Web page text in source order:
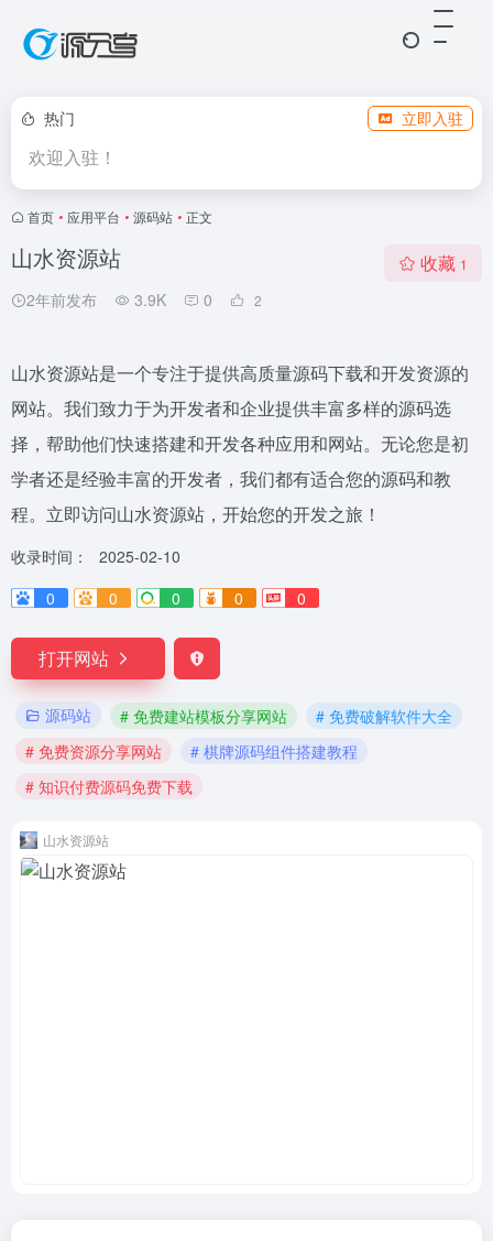
热门 立即入驻
欢迎入驻！
首页 • 应用平台 • 源码站 • 正文
山水资源站
2年前发布 3.9K 0 2
收藏 1
山水资源站是一个专注于提供高质量源码下载和开发资源的
网站。我们致力于为开发者和企业提供丰富多样的源码选
择，帮助他们快速搭建和开发各种应用和网站。无论您是初
学者还是经验丰富的开发者，我们都有适合您的源码和教
程。立即访问山水资源站，开始您的开发之旅！
收录时间：
2025-02-10
0
0 0 0 0
打开网站
源码站 # 免费建站模板分享网站
# 免费破解软件大全
# 免费资源分享网站
# 棋牌源码组件搭建教程
# 知识付费源码免费下载
山水资源站